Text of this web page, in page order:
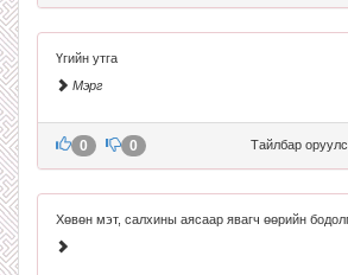
Үгийн утга
Мэрг
Тайлбар
0 0
Хөвөн мэт, салхины аясаар явагч өөрийн